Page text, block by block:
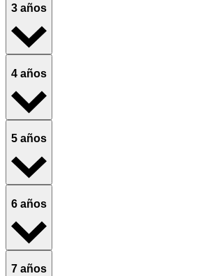
3 años
4 años
5 años
6 años
7 años